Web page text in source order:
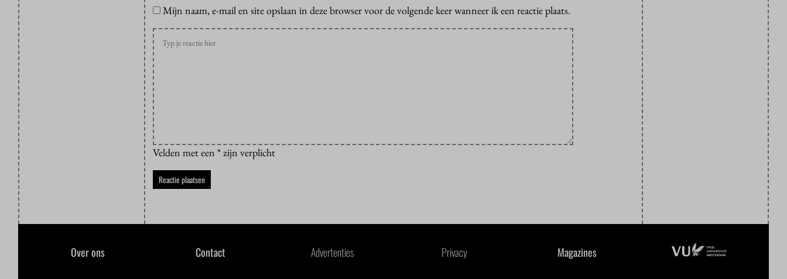
Mijn naam, e-mail en site opslaan in deze browser voor de volgende keer wanneer ik een reactie plaats.
Velden met een * zijn verplicht
Over ons Contact Advertenties Privacy Magazines